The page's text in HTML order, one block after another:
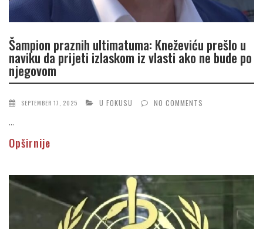
Šampion praznih ultimatuma: Kneževiću prešlo u
naviku da prijeti izlaskom iz vlasti ako ne bude po
njegovom
SEPTEMBER 17, 2025 U FOKUSU NO COMMENTS
...
Opširnije